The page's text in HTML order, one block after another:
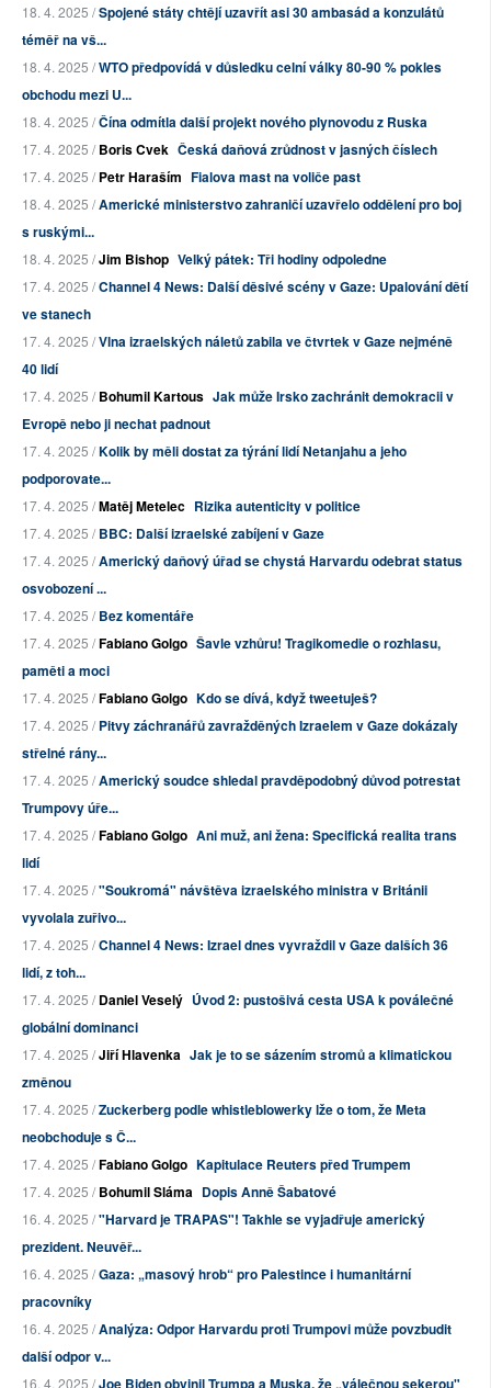
18. 4. 2025 /Spojené státy chtějí uzavřít asi 30 ambasád a konzulátů
téměř na vš...
18. 4. 2025 /WTO předpovídá v důsledku celní války 80-90 % pokles
obchodu mezi U...
18. 4. 2025 /Čína odmítla další projekt nového plynovodu z Ruska
17. 4. 2025 /Boris Cvek Česká daňová zrůdnost v jasných číslech
17. 4. 2025 /Petr Haraším Fialova mast na voliče past
18. 4. 2025 /Americké ministerstvo zahraničí uzavřelo oddělení pro boj
s ruskými...
18. 4. 2025 /Jim Bishop Velký pátek: Tři hodiny odpoledne
17. 4. 2025 /Channel 4 News: Další děsivé scény v Gaze: Upalování dětí
ve stanech
17. 4. 2025 /Vlna izraelských náletů zabila ve čtvrtek v Gaze nejméně
40 lidí
17. 4. 2025 /Bohumil Kartous Jak může Irsko zachránit demokracii v
Evropě nebo ji nechat padnout
17. 4. 2025 /Kolik by měli dostat za týrání lidí Netanjahu a jeho
podporovate...
17. 4. 2025 /Matěj Metelec Rizika autenticity v politice
17. 4. 2025 /BBC: Další izraelské zabíjení v Gaze
17. 4. 2025 /Americký daňový úřad se chystá Harvardu odebrat status
osvobození ...
17. 4. 2025 /Bez komentáře
17. 4. 2025 /Fabiano Golgo Šavle vzhůru! Tragikomedie o rozhlasu,
paměti a moci
17. 4. 2025 /Fabiano Golgo Kdo se dívá, když tweetuješ?
17. 4. 2025 /Pitvy záchranářů zavražděných Izraelem v Gaze dokázaly
střelné rány...
17. 4. 2025 /Americký soudce shledal pravděpodobný důvod potrestat
Trumpovy úře...
17. 4. 2025 /Fabiano Golgo Ani muž, ani žena: Specifická realita trans
lidí
17. 4. 2025 /"Soukromá" návštěva izraelského ministra v Británii
vyvolala zuřivo...
17. 4. 2025 /Channel 4 News: Izrael dnes vyvraždil v Gaze dalších 36
lidí, z toh...
17. 4. 2025 /Daniel Veselý Úvod 2: pustošivá cesta USA k poválečné
globální dominanci
17. 4. 2025 /Jiří Hlavenka Jak je to se sázením stromů a klimatickou
změnou
17. 4. 2025 /Zuckerberg podle whistleblowerky lže o tom, že Meta
neobchoduje s Č...
17. 4. 2025 /Fabiano Golgo Kapitulace Reuters před Trumpem
17. 4. 2025 /Bohumil Sláma Dopis Anně Šabatové
16. 4. 2025 /"Harvard je TRAPAS"! Takhle se vyjadřuje americký
prezident. Neuvěř...
16. 4. 2025 /Gaza: „masový hrob“ pro Palestince i humanitární
pracovníky
16. 4. 2025 /Analýza: Odpor Harvardu proti Trumpovi může povzbudit
další odpor v...
16. 4. 2025 /Joe Biden obvinil Trumpa a Muska, že „válečnou sekerou"